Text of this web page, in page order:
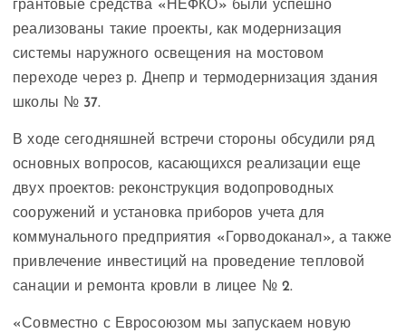
грантовые средства «НЕФКО» были успешно
реализованы такие проекты, как модернизация
системы наружного освещения на мостовом
переходе через р. Днепр и термодернизация здания
школы № 37.
В ходе сегодняшней встречи стороны обсудили ряд
основных вопросов, касающихся реализации еще
двух проектов: реконструкция водопроводных
сооружений и установка приборов учета для
коммунального предприятия «Горводоканал», а также
привлечение инвестиций на проведение тепловой
санации и ремонта кровли в лицее № 2.
«Совместно с Евросоюзом мы запускаем новую